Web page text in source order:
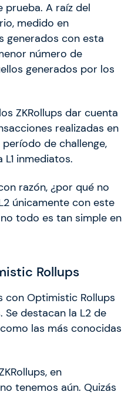
prueba. A raíz del
medido en
generados con esta
número de
generados por los
ZKRollups dar cuenta
realizadas en
de challenge,
inmediatos.
razón, ¿por qué no
únicamente con este
todo es tan simple en
Rollups
con Optimistic Rollups
Se destacan la L2 de
las más conocidas
en
tenemos aún. Quizás